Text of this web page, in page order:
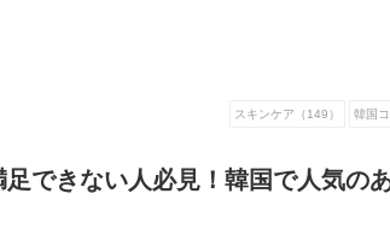
スキンケア（149） 韓国
できない人必見！韓国で人気の